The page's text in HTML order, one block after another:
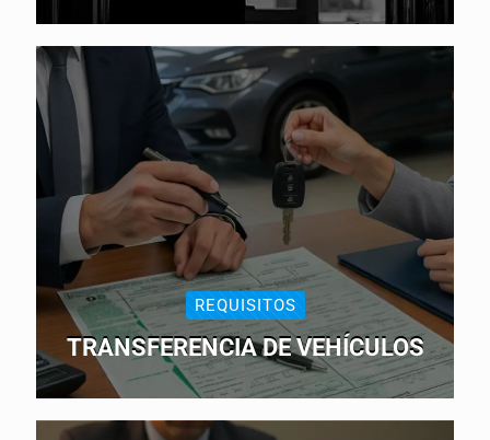
REQUISITOS
TRANSFERENCIA DE VEHÍCULOS